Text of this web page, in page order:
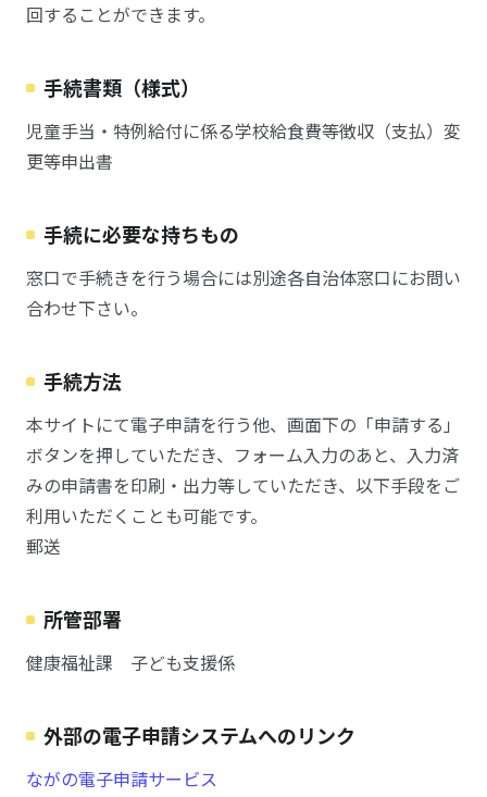
回することができます。
手続書類（様式）
児童手当・特例給付に係る学校給食費等徴収（支払）変
更等申出書
手続に必要な持ちもの
窓口で手続きを行う場合には別途各自治体窓口にお問い
合わせ下さい。
手続方法
本サイトにて電子申請を行う他、画面下の「申請する」
ボタンを押していただき、フォーム入力のあと、入力済
みの申請書を印刷・出力等していただき、以下手段をご
利用いただくことも可能です。
郵送
所管部署
健康福祉課 子ども支援係
外部の電子申請システムへのリンク
ながの電子申請サービス